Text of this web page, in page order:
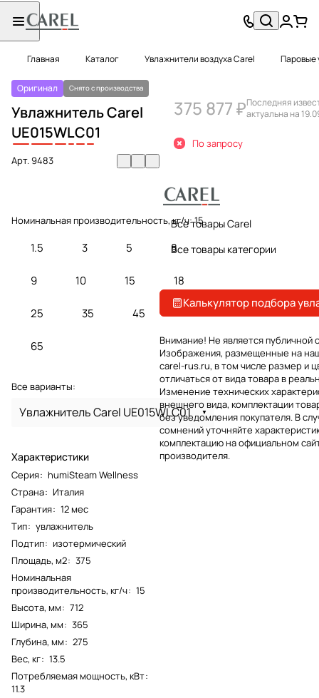
Главная Каталог Увлажнители воздуха Carel Паровые
Оригинал Снято с производства
Увлажнитель Carel
UE015WLC01
Арт.9483
Номинальная производительность, кг/ч:15
1.5 3 5 8
9 10 15 18
25 35 45
65
Все варианты:
Увлажнитель Carel UE015WLC01
Характеристики
Серия: humiSteam Wellness
Страна: Италия
Гарантия: 12 мес
Тип: увлажнитель
Подтип: изотермический
Площадь, м2: 375
Номинальная
производительность, кг/ч: 15
Высота, мм: 712
Ширина, мм: 365
Глубина, мм: 275
Вес, кг: 13.5
Потребляемая мощность, кВт:
11.3
375 877 ₽Последняя
актуальна на
По запросу
Все товары Carel
Все товары категории
Калькулятор подбора
Внимание! Не является публичной
Изображения, размещенные на
carel-rus.ru, в том числе размер и
отличаться от вида товара в
Изменение технических
внешнего вида, комплектации
без уведомления покупателя. В
сомнений уточняйте
комплектацию на официальном
производителя.